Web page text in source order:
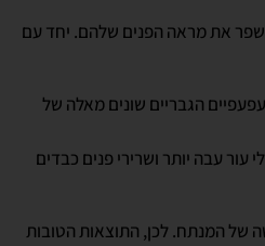
לשפר את מראה הפנים שלהם. יחד עם
הגבריים שונים מאלה של
עור עבה יותר ושרירי פנים כבדים
של המנתח. לכן, התוצאות הטובות